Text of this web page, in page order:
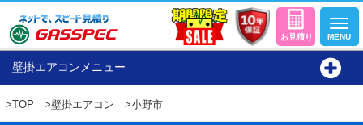
壁掛エアコンメニュー
>TOP >壁掛エアコン >小野市